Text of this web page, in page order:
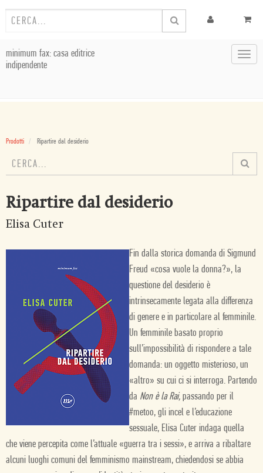
minimum fax: casa editrice
indipendente
Prodotti Ripartire dal desiderio
Ripartire dal desiderio
Elisa Cuter
Fin dalla storica domanda di Sigmund
Freud «cosa vuole la donna?», la
questione del desiderio è
intrinsecamente legata alla differenza
di genere e in particolare al femminile.
Un femminile basato proprio
sull’impossibilità di rispondere a tale
domanda: un oggetto misterioso, un
«altro» su cui ci si interroga. Partendo
da Non è la Rai, passando per il
#metoo, gli incel e l’educazione
sessuale, Elisa Cuter indaga quella
che viene percepita come l’attuale «guerra tra i sessi», e arriva a ribaltare
alcuni luoghi comuni del femminismo mainstream, chiedendosi se abbia